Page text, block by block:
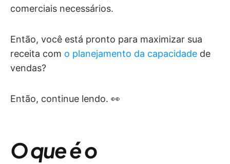
comerciais necessários.
Então, você está pronto para maximizar sua
receita com o planejamento da capacidade de
vendas?
Então, continue lendo. 👀
O que é o